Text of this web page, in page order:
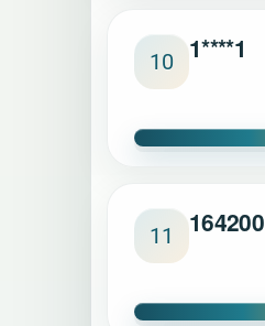
10 1****1
11 164200